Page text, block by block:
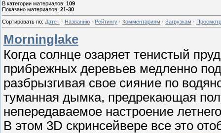
В категории материалов: 109
Показано материалов: 21-30
Сортировать по: Дате · Названию · Рейтингу · Комментариям · Загрузкам ·
Morninglake
Когда солнце озаряет тенистый
прибрежных деревьев медленно
разбрызгивая свое сияние по
туманная дымка, предрекающая
непередаваемое настроение
В этом 3D скринсейвере все это